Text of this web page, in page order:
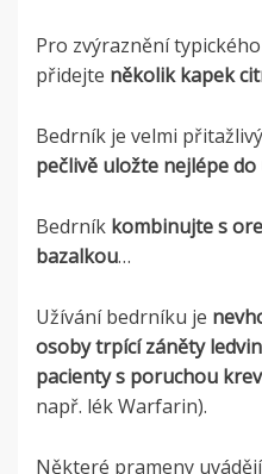
Pro zvýraznění
přidejte několik kapek
Bedrník je velmi
pečlivě uložte nejlépe
Bedrník kombinujte s
bazalkou…
Užívání bedrníku je
osoby trpící záněty
pacienty s poruchou
např. lék Warfarin).
Některé prameny